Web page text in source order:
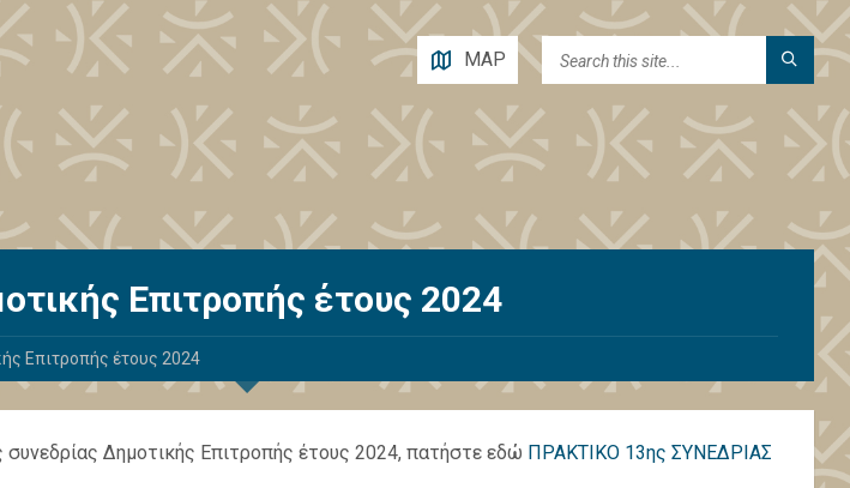
MAP
Επιτροπής έτους 2024
Επιτροπής έτους 2024
συνεδρίας Δημοτικής Επιτροπής έτους 2024, πατήστε εδώ ΠΡΑΚΤΙΚΟ 13ης ΣΥΝΕΔΡΙΑΣ